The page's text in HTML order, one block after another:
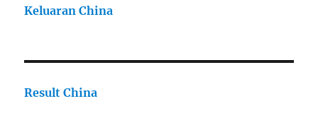
Keluaran China
Result China